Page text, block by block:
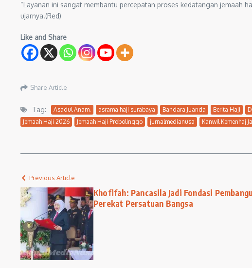
“Layanan ini sangat membantu percepatan proses kedatangan jemaah
ujarnya.(Red)
Like and Share
Share Article
Tag: Asadul Anam. asrama haji surabaya Bandara Juanda Berita Haji
Jemaah Haji 2026
Jemaah Haji Probolinggo jurnalmedianusa Kanwil Kemenhaj
Previous Article
Khofifah: Pancasila Jadi Fondasi
Perekat Persatuan Bangsa